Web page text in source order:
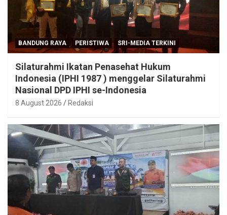
BANDUNG RAYA PERISTIWA SRI-MEDIA TERKINI
Silaturahmi Ikatan Penasehat Hukum
Indonesia (IPHI 1987 ) menggelar Silaturahmi
Nasional DPD IPHI se-Indonesia
8 August 2026 Redaksi